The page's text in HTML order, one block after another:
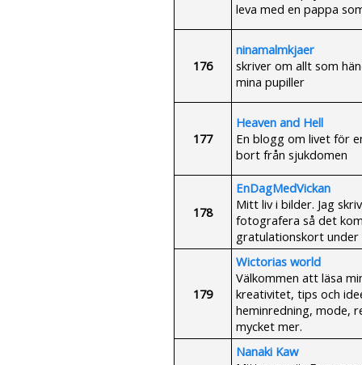
leva med en pappa
176
ninamalmkjaer
skriver om allt som
mina pupiller
177
Heaven and Hell
En blogg om livet för
bort från sjukdomen
178
EnDagMedVickan
Mitt liv i bilder. Jag
fotografera så det
gratulationskort under
179
Wictorias world
Välkommen att läsa
kreativitet, tips och
heminredning, mode,
mycket mer.
Nanaki Kaw